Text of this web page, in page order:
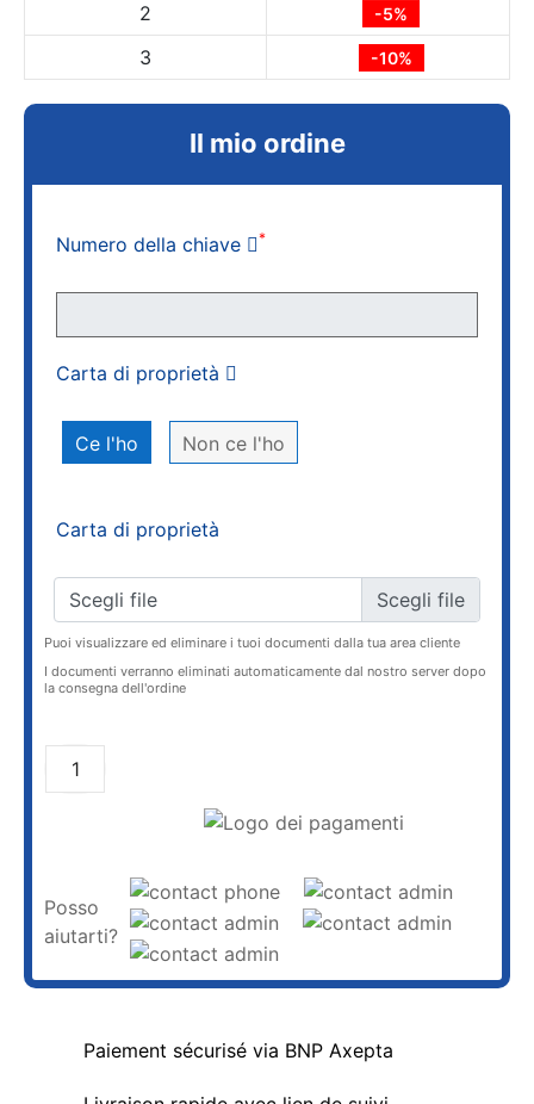
2
-5%
3 -10%
Il mio ordine
Numero della chiave *
Carta di proprietà
Ce l'ho Non ce l'ho
Carta di proprietà
Scegli file
Puoi visualizzare ed eliminare i tuoi documenti dalla tua area cliente
I documenti verranno eliminati automaticamente dal nostro server dopo
la consegna dell'ordine
Posso
aiutarti?
Paiement sécurisé via BNP Axepta